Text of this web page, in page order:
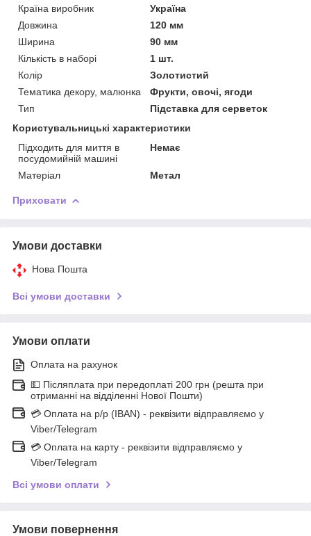
Країна виробник
Україна
Довжина
120 мм
Ширина
90 мм
Кількість в наборі
1 шт.
Колір
Золотистий
Тематика декору, малюнка
Фрукти, овочі, ягоди
Тип
Підставка для серветок
Користувальницькі характеристики
Підходить для миття в
посудомийній машині
Немає
Матеріал Метал
Приховати
Умови доставки
Нова Пошта
Всі умови доставки
Умови оплати
Оплата на рахунок
💵 Післяплата при передоплаті 200 грн (решта при
отриманні на відділенні Нової Пошти)
💳 Оплата на р/р (IBAN) - реквізити відправляємо у
Viber/Telegram
💳 Оплата на карту - реквізити відправляємо у
Viber/Telegram
Всі умови оплати
Умови повернення